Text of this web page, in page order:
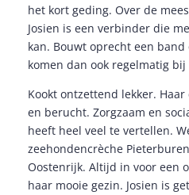
het kort geding. Over de
Josien is een verbinder die
kan. Bouwt oprecht een
komen dan ook regelmatig
Kookt ontzettend lekker.
en berucht. Zorgzaam en
heeft heel veel te vertellen.
zeehondencrèche
Oostenrijk. Altijd in voor een
haar mooie gezin. Josien is